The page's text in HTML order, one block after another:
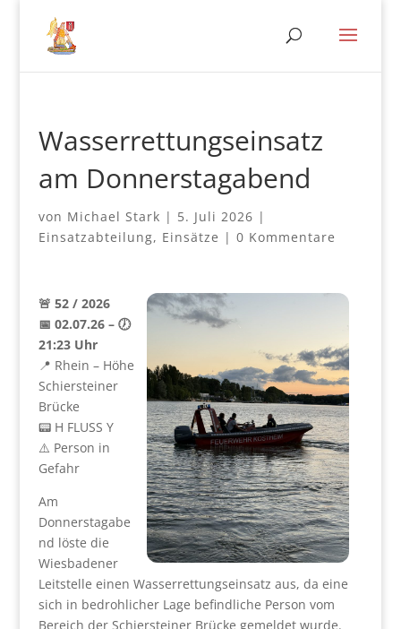
Wasserrettungseinsatz
am Donnerstagabend
von Michael Stark | 5. Juli 2026 |
Einsatzabteilung, Einsätze | 0 Kommentare
🚨 52 / 2026
📅 02.07.26 – 🕖
21:23 Uhr
📍 Rhein – Höhe
Schiersteiner
Brücke
📟 H FLUSS Y
⚠️ Person in
Gefahr
Am
Donnerstagabe
nd löste die
Wiesbadener
Leitstelle einen Wasserrettungseinsatz aus, da eine
sich in bedrohlicher Lage befindliche Person vom
Bereich der Schiersteiner Brücke gemeldet wurde.